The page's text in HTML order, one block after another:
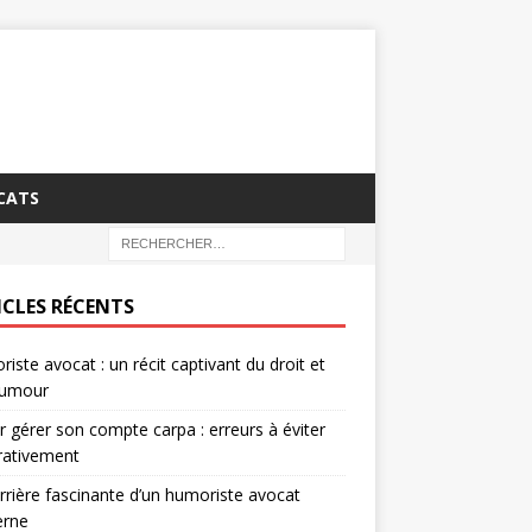
RÉCENTS
avocat : un récit captivant du droit et
gérer son compte carpa : erreurs à éviter
fascinante d’un humoriste avocat